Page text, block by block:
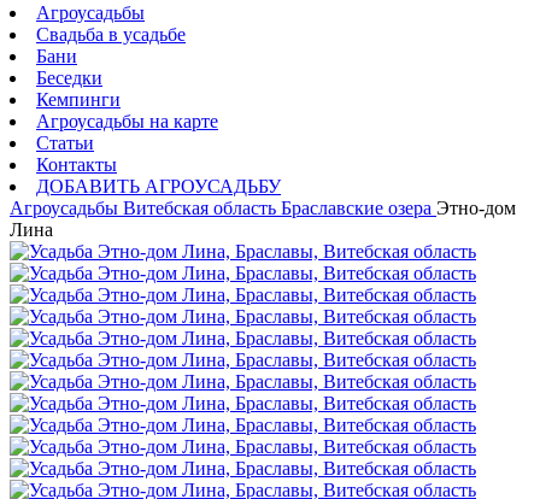
Агроусадьбы
Свадьба в усадьбе
Бани
Беседки
Кемпинги
Агроусадьбы на карте
Статьи
Контакты
ДОБАВИТЬ АГРОУСАДЬБУ
Агроусадьбы Витебская область Браславские озера Этно-дом
Лина